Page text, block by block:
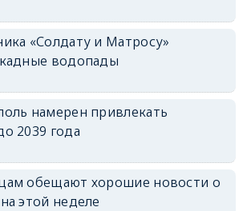
«Солдату и Матросу»
водопады
намерен привлекать
2039 года
обещают хорошие новости о
этой неделе